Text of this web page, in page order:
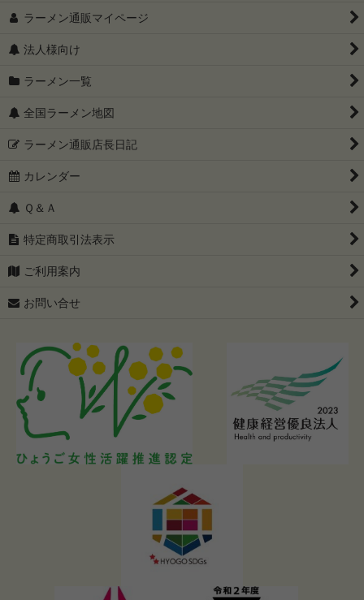
ラーメン通販マイページ
法人様向け
ラーメン一覧
全国ラーメン地図
ラーメン通販店長日記
カレンダー
Ｑ＆Ａ
特定商取引法表示
ご利用案内
お問い合せ